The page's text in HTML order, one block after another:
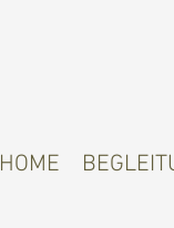
HOME